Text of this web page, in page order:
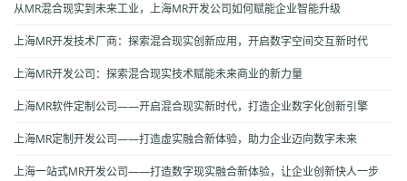
从MR混合现实到未来工业，上海MR开发公司如何赋能企业智能升级
上海MR开发技术厂商：探索混合现实创新应用，开启数字空间交互新时代
上海MR开发公司：探索混合现实技术赋能未来商业的新力量
上海MR软件定制公司——开启混合现实新时代，打造企业数字化创新引擎
上海MR定制开发公司——打造虚实融合新体验，助力企业迈向数字未来
上海一站式MR开发公司——打造数字现实融合新体验，让企业创新快人一步